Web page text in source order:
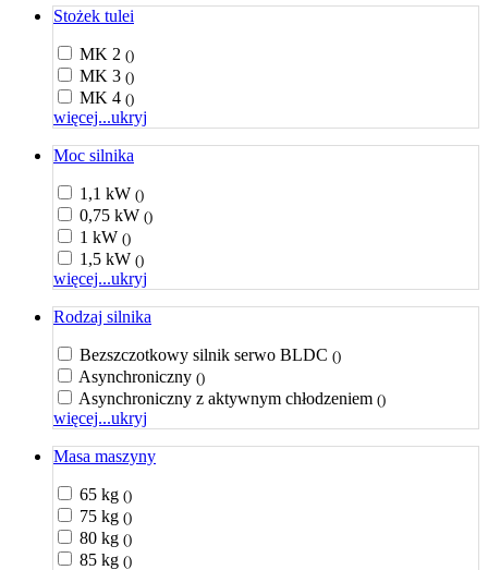
Stożek tulei
MK 2 ()
MK 3 ()
MK 4 ()
więcej...ukryj
Moc silnika
1,1 kW ()
0,75 kW ()
1 kW ()
1,5 kW ()
więcej...ukryj
Rodzaj silnika
Bezszczotkowy silnik serwo BLDC ()
Asynchroniczny ()
Asynchroniczny z aktywnym chłodzeniem ()
więcej...ukryj
Masa maszyny
65 kg ()
75 kg ()
80 kg ()
85 kg ()